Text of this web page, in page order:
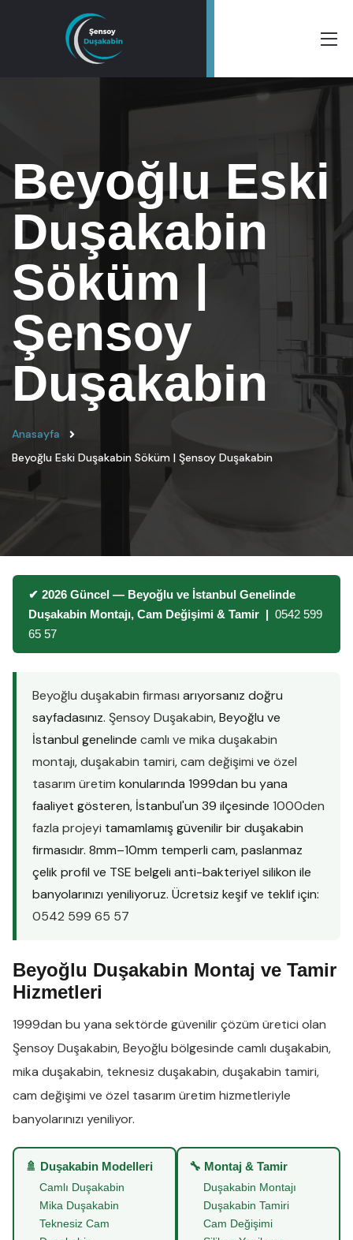
Beyoğlu Eski
Duşakabin
Söküm |
Şensoy
Duşakabin
Anasayfa
Beyoğlu Eski Duşakabin Söküm | Şensoy Duşakabin
✔ 2026 Güncel — Beyoğlu ve İstanbul Genelinde
Duşakabin Montajı, Cam Değişimi & Tamir | 0542 599
65 57
Beyoğlu duşakabin firması arıyorsanız doğru
sayfadasınız. Şensoy Duşakabin, Beyoğlu ve
İstanbul genelinde camlı ve mika duşakabin
montajı,duşakabin tamiri,cam değişimi ve özel
tasarım üretim konularında 1999dan bu yana
faaliyet gösteren, İstanbul'un 39 ilçesinde 1000den
fazla projeyi tamamlamış güvenilir bir duşakabin
firmasıdır. 8mm–10mm temperli cam, paslanmaz
çelik profil ve TSE belgeli anti-bakteriyel silikon ile
banyolarınızı yeniliyoruz. Ücretsiz keşif ve teklif için:
0542 599 65 57
Beyoğlu Duşakabin Montaj ve Tamir
Hizmetleri
1999dan bu yana sektörde güvenilir çözüm üretici olan
Şensoy Duşakabin,Beyoğlu bölgesinde camlı duşakabin,
mika duşakabin, teknesiz duşakabin,duşakabin tamiri,
cam değişimi ve özel tasarım üretim hizmetleriyle
banyolarınızı yeniliyor.
🚿 Duşakabin Modelleri
Camlı Duşakabin
Mika Duşakabin
Teknesiz Cam
🔧 Montaj & Tamir
Duşakabin Montajı
Duşakabin Tamiri
Cam Değişimi